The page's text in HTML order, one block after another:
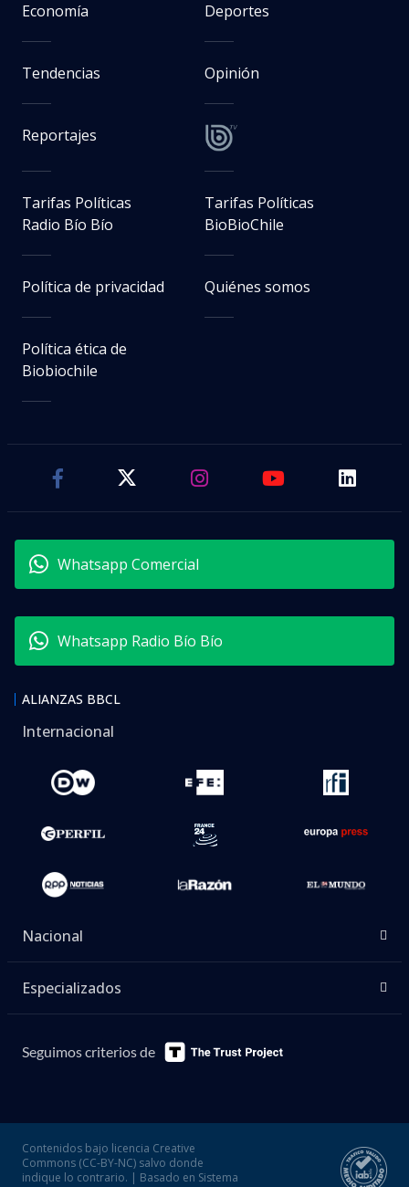
Economía Deportes
Tendencias Opinión
Reportajes
Tarifas Políticas
Radio Bío Bío
Tarifas Políticas
BioBioChile
Política de privacidad Quiénes somos
Política ética de
Biobiochile
Whatsapp Comercial
Whatsapp Radio Bío Bío
ALIANZAS BBCL
Internacional
Nacional
Especializados
Seguimos criterios de
Contenidos bajo licencia Creative
Commons (CC-BY-NC) salvo donde
indique lo contrario. | Basado en Sistema